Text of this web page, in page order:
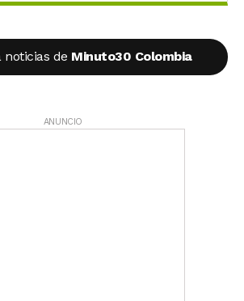
noticias de Minuto30 Colombia
ANUNCIO